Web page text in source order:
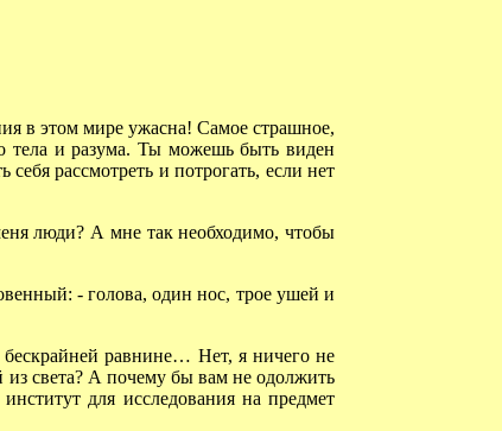
в этом мире ужасна! Самое страшное,
тела и разума. Ты можешь быть виден
рассмотреть и потрогать, если нет
люди? А мне так необходимо, чтобы
- голова, один нос, трое ушей и
равнине… Нет, я ничего не
из света? А почему бы вам не одолжить
для исследования на предмет